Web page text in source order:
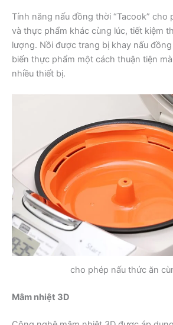
Tính năng nấu đồng thời “Tacook” cho
và thực phẩm khác cùng lúc, tiết kiệm
lượng. Nồi được trang bị khay nấu
biến thực phẩm một cách thuận tiện
nhiều thiết bị.
cho phép nấu thức ăn
Mâm nhiệt 3D